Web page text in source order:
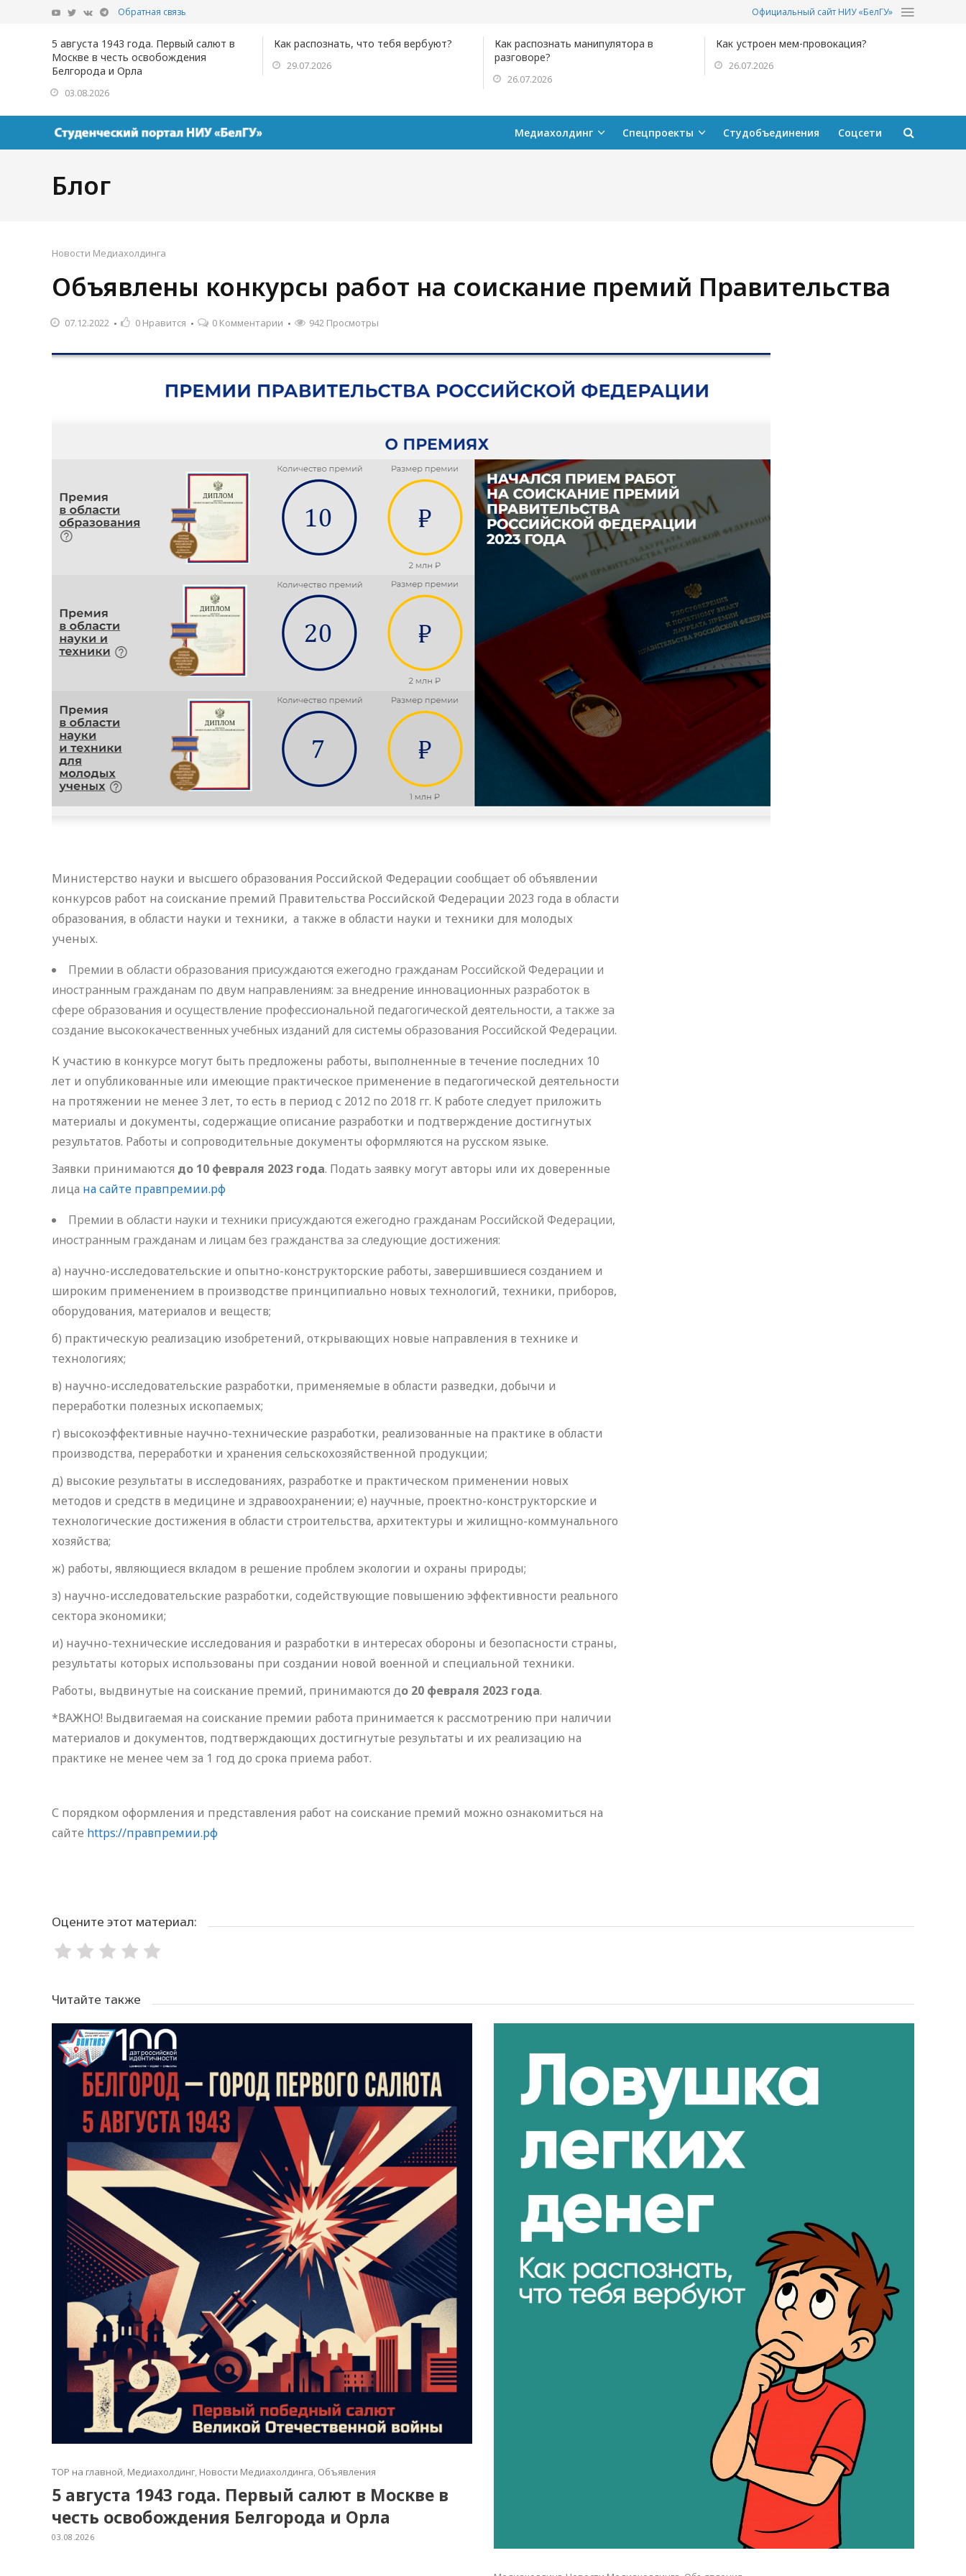
Обратная связь Официальный сайт НИУ «БелГУ»
5 августа 1943 года. Первый салют в
Москве в честь освобождения
Белгорода и Орла
03.08.2026
Как распознать, что тебя вербуют?
29.07.2026
Как распознать манипулятора в
разговоре?
26.07.2026
Как устроен мем-провокация?
26.07.2026
Медиахолдинг Спецпроекты Студобъединения Соцсети
Блог
Новости Медиахолдинга
Объявлены конкурсы работ на соискание премий Правительства
07.12.2022 0 Нравится 0 Комментарии 942 Просмотры
Министерство науки и высшего образования Российской Федерации сообщает об объявлении
конкурсов работ на соискание премий Правительства Российской Федерации 2023 года в области
образования, в области науки и техники, а также в области науки и техники для молодых
ученых.
Премии в области образования присуждаются ежегодно гражданам Российской Федерации и
иностранным гражданам по двум направлениям: за внедрение инновационных разработок в
сфере образования и осуществление профессиональной педагогической деятельности, а также за
создание высококачественных учебных изданий для системы образования Российской Федерации.
К участию в конкурсе могут быть предложены работы, выполненные в течение последних 10
лет и опубликованные или имеющие практическое применение в педагогической деятельности
на протяжении не менее 3 лет, то есть в период с 2012 по 2018 гг. К работе следует приложить
материалы и документы, содержащие описание разработки и подтверждение достигнутых
результатов. Работы и сопроводительные документы оформляются на русском языке.
Заявки принимаются до 10 февраля 2023 года. Подать заявку могут авторы или их доверенные
лица на сайте правпремии.рф
Премии в области науки и техники присуждаются ежегодно гражданам Российской Федерации,
иностранным гражданам и лицам без гражданства за следующие достижения:
а) научно-исследовательские и опытно-конструкторские работы, завершившиеся созданием и
широким применением в производстве принципиально новых технологий, техники, приборов,
оборудования, материалов и веществ;
б) практическую реализацию изобретений, открывающих новые направления в технике и
технологиях;
в) научно-исследовательские разработки, применяемые в области разведки, добычи и
переработки полезных ископаемых;
г) высокоэффективные научно-технические разработки, реализованные на практике в области
производства, переработки и хранения сельскохозяйственной продукции;
д) высокие результаты в исследованиях, разработке и практическом применении новых
методов и средств в медицине и здравоохранении; е) научные, проектно-конструкторские и
технологические достижения в области строительства, архитектуры и жилищно-коммунального
хозяйства;
ж) работы, являющиеся вкладом в решение проблем экологии и охраны природы;
з) научно-исследовательские разработки, содействующие повышению эффективности реального
сектора экономики;
и) научно-технические исследования и разработки в интересах обороны и безопасности страны,
результаты которых использованы при создании новой военной и специальной техники.
Работы, выдвинутые на соискание премий, принимаются до 20 февраля 2023 года.
*ВАЖНО! Выдвигаемая на соискание премии работа принимается к рассмотрению при наличии
материалов и документов, подтверждающих достигнутые результаты и их реализацию на
практике не менее чем за 1 год до срока приема работ.
С порядком оформления и представления работ на соискание премий можно ознакомиться на
сайте https://правпремии.рф
Оцените этот материал:
Читайте также
TOP на главной, Медиахолдинг, Новости Медиахолдинга, Объявления
5 августа 1943 года. Первый салют в Москве в
честь освобождения Белгорода и Орла
03.08.2026